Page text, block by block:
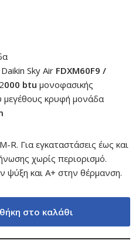
Daikin Sky Air FDXM60F9 /
000 btu μονοφασικής
μεγέθους κρυφή μονάδα
R. Για εγκαταστάσεις έως και
χωρίς περιορισμό.
ψύξη και A+ στην θέρμανση.
στο καλάθι